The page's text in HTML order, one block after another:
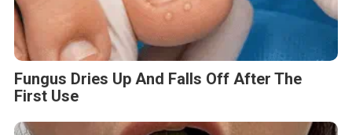
Fungus Dries Up And Falls Off After The
First Use